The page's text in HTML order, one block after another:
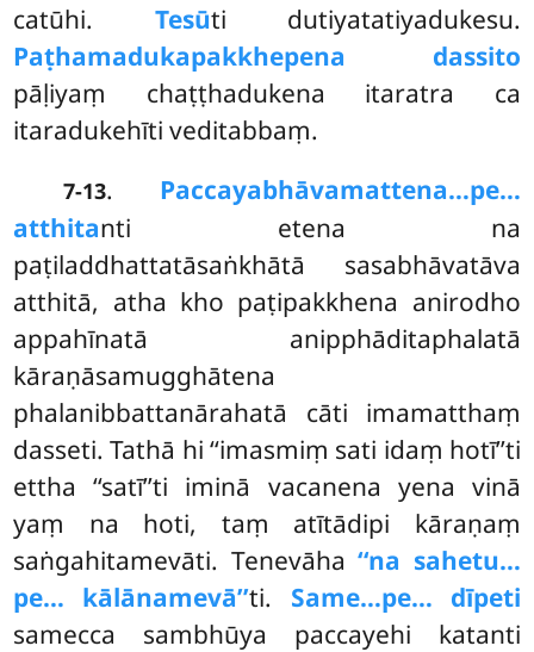
catūhi. Tesūti dutiyatatiyadukesu.
Paṭhamadukapakkhepena dassito
pāḷiyaṃ chaṭṭhadukena itaratra ca
itaradukehīti veditabbaṃ.
7-13. Paccayabhāvamattena…pe…
atthitanti etena na
paṭiladdhattatāsaṅkhātā sasabhāvatāva
atthitā, atha kho paṭipakkhena anirodho
appahīnatā anipphāditaphalatā
kāraṇāsamugghātena
phalanibbattanārahatā cāti imamatthaṃ
dasseti. Tathā hi ‘‘imasmiṃ sati idaṃ hotī’’ti
ettha ‘‘satī’’ti iminā vacanena yena vinā
yaṃ na hoti, taṃ atītādipi kāraṇaṃ
saṅgahitamevāti. Tenevāha‘‘na sahetu…
pe… kālānamevā’’ti. Same…pe… dīpeti
samecca sambhūya paccayehi katanti